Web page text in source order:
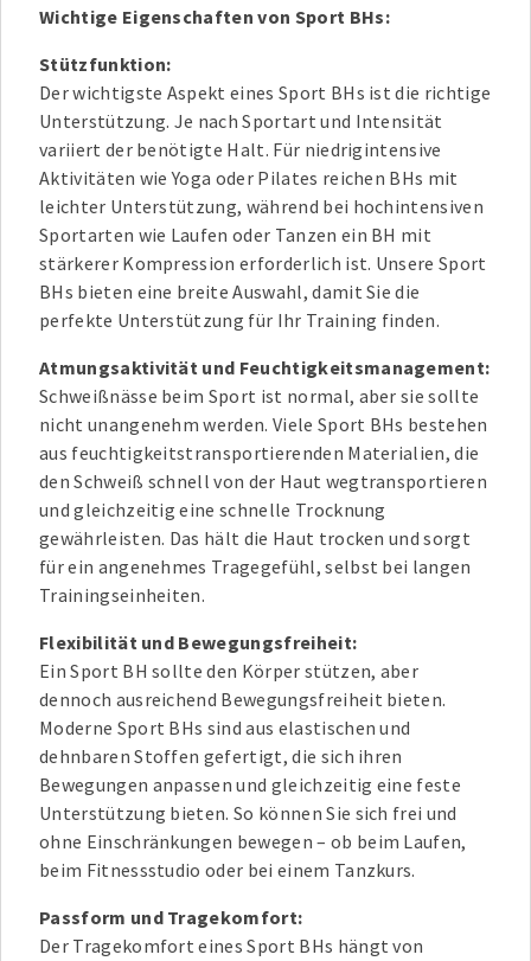
Wichtige Eigenschaften von Sport BHs:
Stützfunktion:
Der wichtigste Aspekt eines Sport BHs ist die richtige
Unterstützung. Je nach Sportart und Intensität
variiert der benötigte Halt. Für niedrigintensive
Aktivitäten wie Yoga oder Pilates reichen BHs mit
leichter Unterstützung, während bei hochintensiven
Sportarten wie Laufen oder Tanzen ein BH mit
stärkerer Kompression erforderlich ist. Unsere Sport
BHs bieten eine breite Auswahl, damit Sie die
perfekte Unterstützung für Ihr Training finden.
Atmungsaktivität und Feuchtigkeitsmanagement:
Schweißnässe beim Sport ist normal, aber sie sollte
nicht unangenehm werden. Viele Sport BHs bestehen
aus feuchtigkeitstransportierenden Materialien, die
den Schweiß schnell von der Haut wegtransportieren
und gleichzeitig eine schnelle Trocknung
gewährleisten. Das hält die Haut trocken und sorgt
für ein angenehmes Tragegefühl, selbst bei langen
Trainingseinheiten.
Flexibilität und Bewegungsfreiheit:
Ein Sport BH sollte den Körper stützen, aber
dennoch ausreichend Bewegungsfreiheit bieten.
Moderne Sport BHs sind aus elastischen und
dehnbaren Stoffen gefertigt, die sich ihren
Bewegungen anpassen und gleichzeitig eine feste
Unterstützung bieten. So können Sie sich frei und
ohne Einschränkungen bewegen – ob beim Laufen,
beim Fitnessstudio oder bei einem Tanzkurs.
Passform und Tragekomfort:
Der Tragekomfort eines Sport BHs hängt von